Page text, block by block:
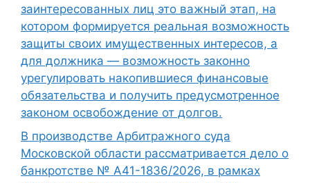
заинтересованных лиц это важный этап, на
котором формируется реальная возможность
защиты своих имущественных интересов, а
для должника — возможность законно
урегулировать накопившиеся финансовые
обязательства и получить предусмотренное
законом освобождение от долгов.
В производстве Арбитражного суда
Московской области рассматривается дело о
банкротстве № А41-1836/2026, в рамках